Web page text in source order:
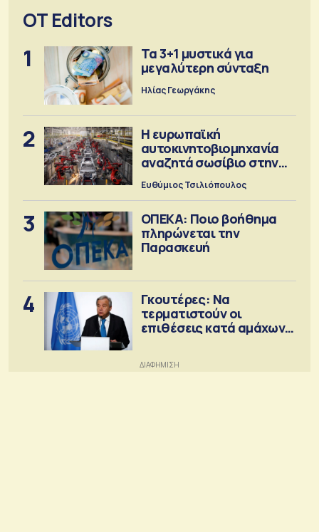
OT Editors
1
Τα 3+1 μυστικά για
μεγαλύτερη σύνταξη
Ηλίας Γεωργάκης
2
Η ευρωπαϊκή
αυτοκινητοβιομηχανία
αναζητά σωσίβιο στην
Κίνα
Ευθύμιος Τσιλιόπουλος
3
ΟΠΕΚΑ: Ποιο βοήθημα
πληρώνεται την
Παρασκευή
4
Γκουτέρες: Να
τερματιστούν οι
επιθέσεις κατά αμάχων